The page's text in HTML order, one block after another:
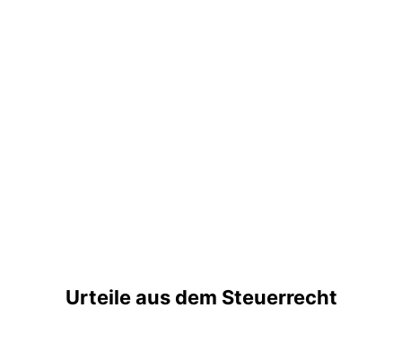
Urteile aus dem Steuerrecht